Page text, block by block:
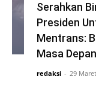
Serahkan
Presiden
Mentrans:
Masa
redaksi - 29